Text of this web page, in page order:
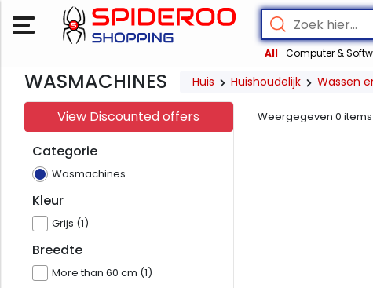
All Computer &
WASMACHINES Huis Huishoudelijk Wassen
View Discounted offers
Categorie
Wasmachines
Kleur
Grijs (1)
Breedte
More than 60 cm (1)
Weergegeven 0